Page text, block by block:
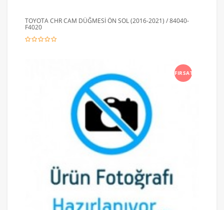
TOYOTA CHR CAM DÜĞMESİ ÖN SOL (2016-2021) / 84040-
F4020
FIRSAT